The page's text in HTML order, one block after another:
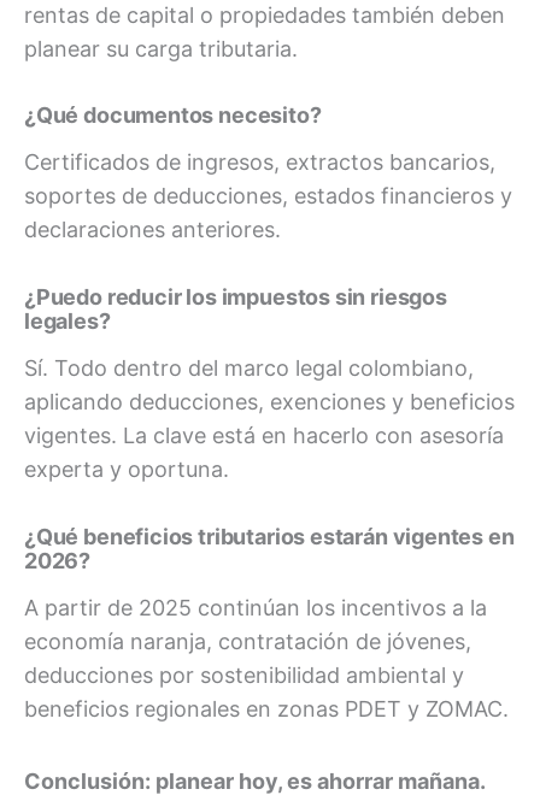
rentas de capital o propiedades también deben
planear su carga tributaria.
¿Qué documentos necesito?
Certificados de ingresos, extractos bancarios,
soportes de deducciones, estados financieros y
declaraciones anteriores.
¿Puedo reducir los impuestos sin riesgos
legales?
Sí. Todo dentro del marco legal colombiano,
aplicando deducciones, exenciones y beneficios
vigentes. La clave está en hacerlo con asesoría
experta y oportuna.
¿Qué beneficios tributarios estarán vigentes en
2026?
A partir de 2025 continúan los incentivos a la
economía naranja, contratación de jóvenes,
deducciones por sostenibilidad ambiental y
beneficios regionales en zonas PDET y ZOMAC.
Conclusión: planear hoy, es ahorrar mañana.